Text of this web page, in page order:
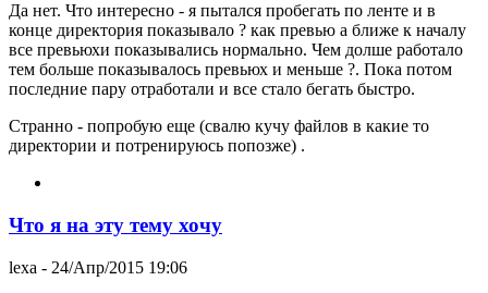
Да нет. Что интересно - я пытался пробегать по ленте и в
конце директория показывало ? как превью а ближе к началу
все превьюхи показывались нормально. Чем долше работало
тем больше показывалось превьюх и меньше ?. Пока потом
последние пару отработали и все стало бегать быстро.
Странно - попробую еще (свалю кучу файлов в какие то
директории и потренируюсь попозже) .
Что я на эту тему хочу
lexa - 24/Апр/2015 19:06